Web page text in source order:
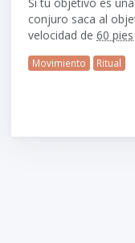
conjuro saca al
velocidad de 60 pies
Movimiento Ritual